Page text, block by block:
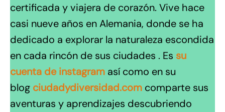
certificada y viajera de corazón. Vive hace
casi nueve años en Alemania, donde se ha
dedicado a explorar la naturaleza escondida
en cada rincón de sus ciudades . Es su
cuenta de instagram así como en su
blog ciudadydiversidad.com comparte sus
aventuras y aprendizajes descubriendo